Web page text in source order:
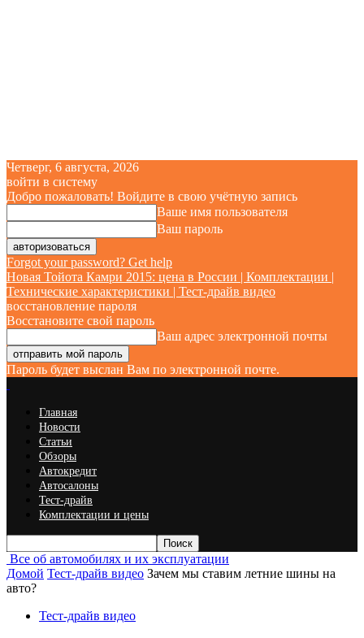
Четверг, 6 августа, 2026
войти в систему
Добро пожаловать! Войдите в свою учётную запись
Ваше имя пользователя
Ваш пароль
Forgot your password? Get help
Новая Тойота Камри 2015: цена в России | Комплектации |
Технические характеристики | Тест-драйв видео
восстановление пароля
Восстановите свой пароль
Ваш адрес электронной почты
Пароль будет выслан Вам по электронной почте.
Главная
Новости
Статьи
Обзоры
Автокредит
Автосалоны
Тест-драйв
Комплектации и цены
Все об автомобилях и их эксплуатации
Домой Тест-драйв видео Зачем мы ставим летние шины на
авто?
Тест-драйв видео